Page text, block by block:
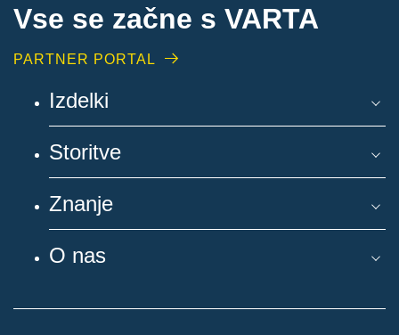
Vse se začne s VARTA
PARTNER PORTAL
Izdelki
Storitve
Znanje
O nas